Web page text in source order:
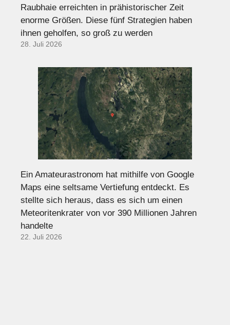
Raubhaie erreichten in prähistorischer Zeit
enorme Größen. Diese fünf Strategien haben
ihnen geholfen, so groß zu werden
28. Juli 2026
Ein Amateurastronom hat mithilfe von Google
Maps eine seltsame Vertiefung entdeckt. Es
stellte sich heraus, dass es sich um einen
Meteoritenkrater von vor 390 Millionen Jahren
handelte
22. Juli 2026